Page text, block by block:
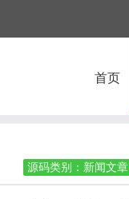
首页
源码类别：新闻文章